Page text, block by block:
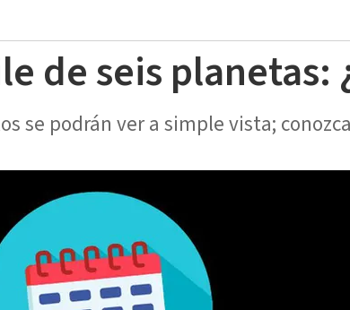
de seis planetas:
se podrán ver a simple vista;